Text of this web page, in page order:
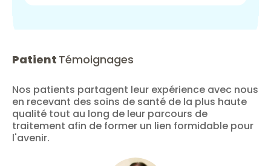
Patient Témoignages
Nos patients partagent leur expérience avec nous
en recevant des soins de santé de la plus haute
qualité tout au long de leur parcours de
traitement afin de former un lien formidable pour
l'avenir.